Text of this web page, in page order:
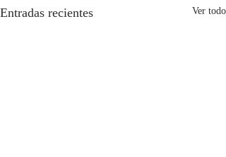
Entradas recientes Ver todo